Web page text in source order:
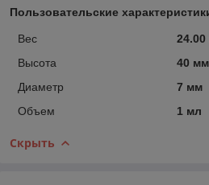
Пользовательские
Вес
24.00
Высота
40 мм
Диаметр
7 мм
Объем
1 мл
Скрыть